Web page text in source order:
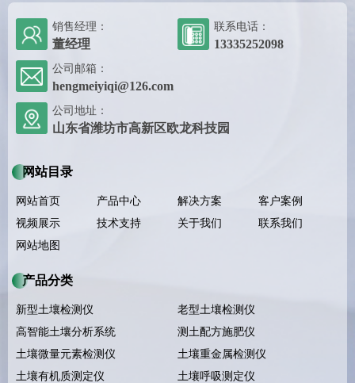
销售经理：
董经理
联系电话：
13335252098
公司邮箱：
hengmeiyiqi@126.com
公司地址：
山东省潍坊市高新区欧龙科技园
网站目录
网站首页 产品中心 解决方案
客户案例
视频展示
技术支持 关于我们
联系我们
网站地图
产品分类
新型土壤检测仪
老型土壤检测仪
高智能土壤分析系统
测土配方施肥仪
土壤微量元素检测仪
土壤重金属检测仪
土壤有机质测定仪
土壤呼吸测定仪